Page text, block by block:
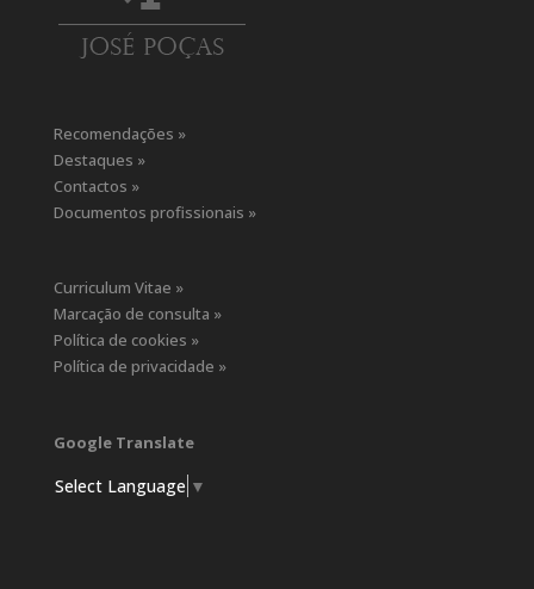
Recomendações »
Destaques »
Contactos »
Documentos profissionais »
Curriculum Vitae »
Marcação de consulta »
Política de cookies »
Política de privacidade »
Google Translate
Select Language ▼